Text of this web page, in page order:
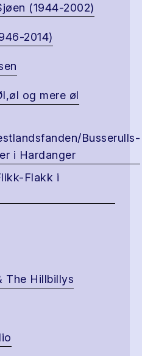
(1944-2002)
2014)
og mere øl
Busserulls-
i Hardanger
Flakk i
The Hillbillys